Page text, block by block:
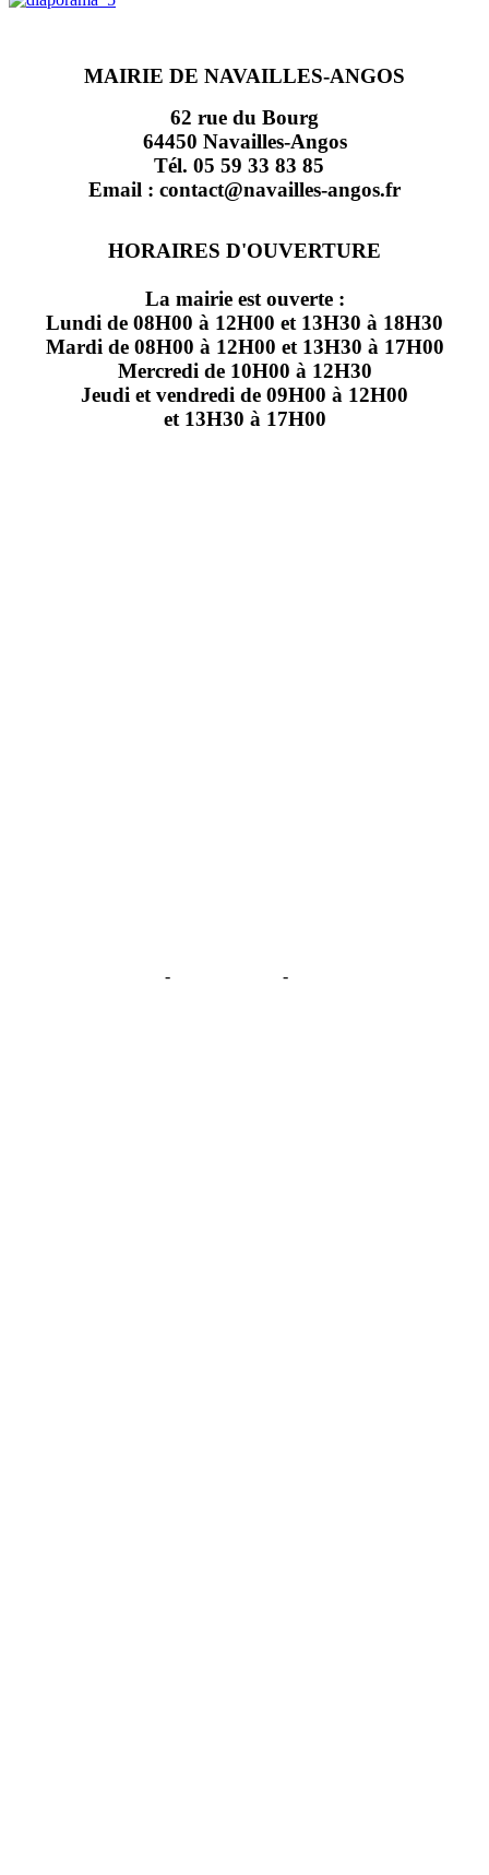
MAIRIE DE NAVAILLES-ANGOS
62 rue du Bourg
64450 Navailles-Angos
Tél. 05 59 33 83 85
Email : contact@navailles-angos.fr
HORAIRES D'OUVERTURE
La mairie est ouverte :
Lundi de 08H00 à 12H00 et 13H30 à 18H30
Mardi de 08H00 à 12H00 et 13H30 à 17H00
Mercredi de 10H00 à 12H30
Jeudi et vendredi de 09H00 à 12H00
et 13H30 à 17H00
- -